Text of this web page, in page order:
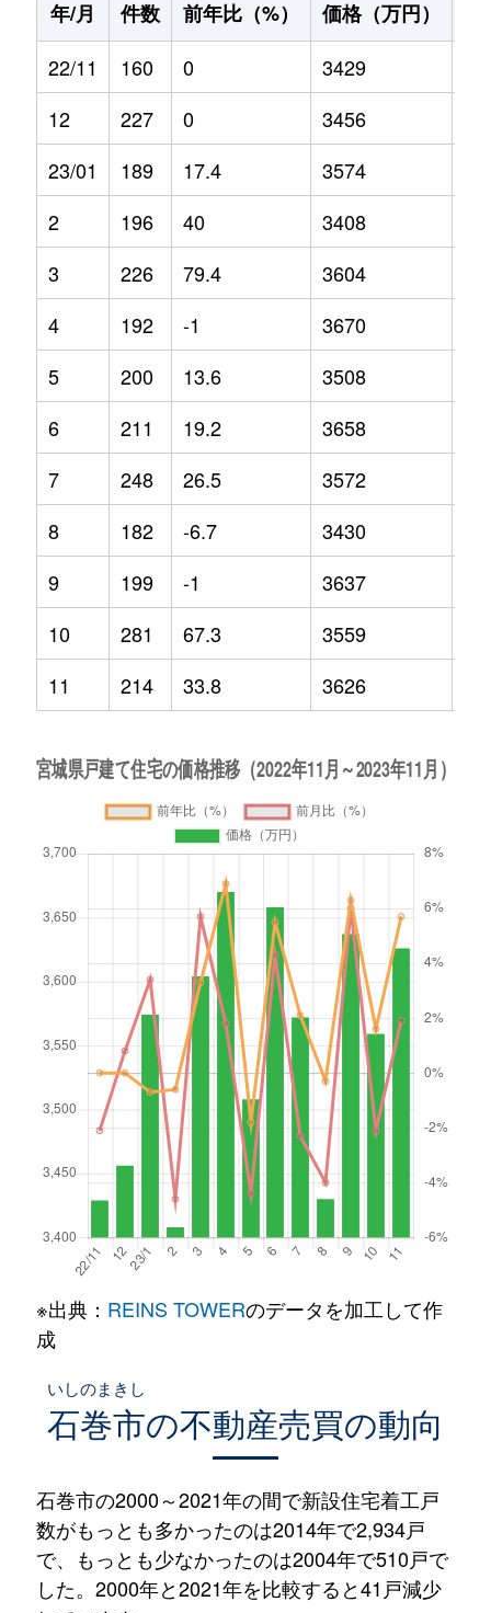
年/月
件数 前年比（%） 価格（万円）
22/11
160 0 3429
12
227 0 3456
23/01
189 17.4 3574
2
196 40 3408
3
226 79.4 3604
4
192 -1 3670
5
200 13.6 3508
6
211 19.2 3658
7
248 26.5 3572
8
182 -6.7 3430
9
199 -1 3637
10
281 67.3 3559
11
214 33.8 3626
※出典： REINS TOWERのデータを加工して作
成
石巻市
いしのまきし
の不動産売買の動向
石巻市の2000～2021年の間で新設住宅着工戸
数がもっとも多かったのは2014年で2,934戸
で、もっとも少なかったのは2004年で510戸で
した。2000年と2021年を比較すると41戸減少